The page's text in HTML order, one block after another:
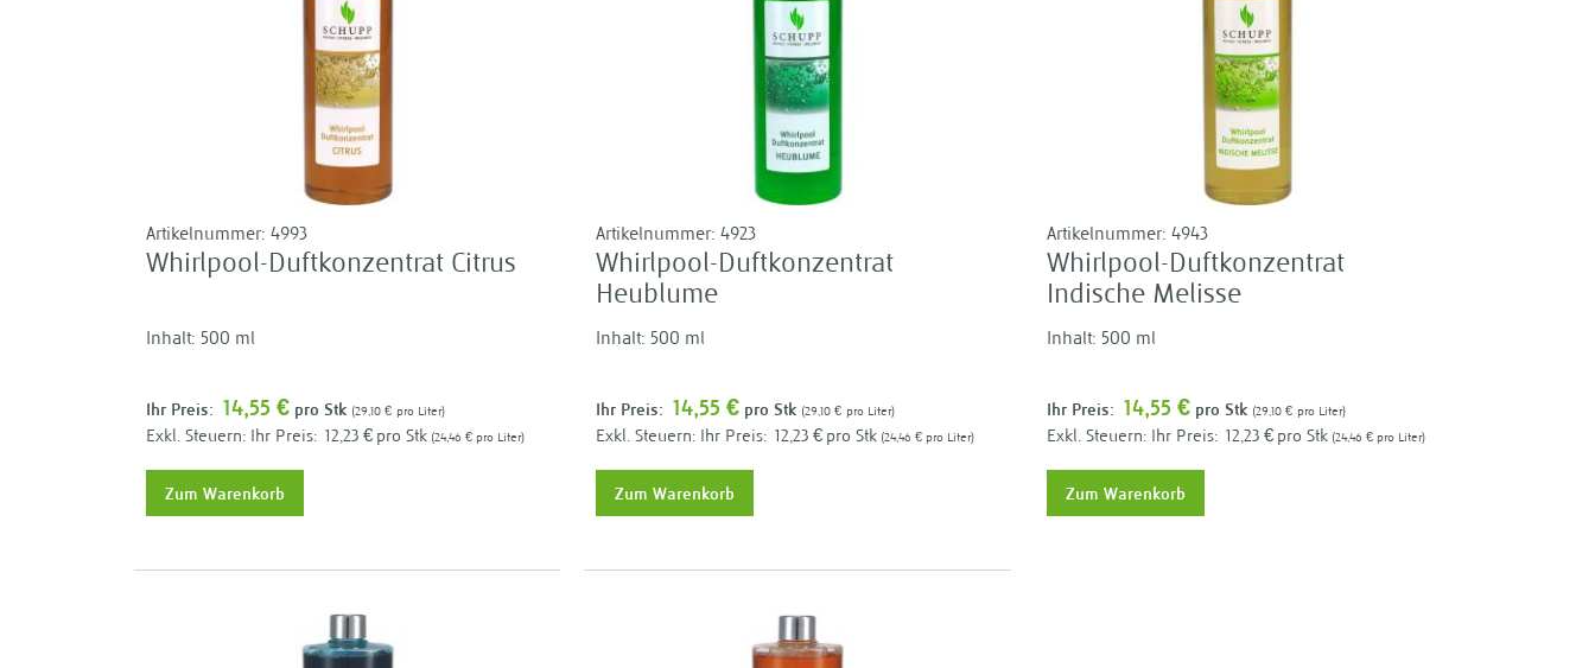
Artikelnummer: 4993
Whirlpool-Duftkonzentrat Citrus
Inhalt: 500 ml
Ihr Preis: 14,55 € pro Stk 29,10 € pro Liter
Ihr Preis: 12,23 € pro Stk 24,46 € pro Liter
Zum Warenkorb
Artikelnummer:4923
Whirlpool-Duftkonzentrat
Heublume
Inhalt: 500 ml
Ihr Preis: 14,55 € pro Stk 29,10 € pro Liter
Ihr Preis: 12,23 € pro Stk 24,46 € pro Liter
Zum Warenkorb
Artikelnummer: 4943
Whirlpool-Duftkonzentrat
Indische Melisse
Inhalt: 500 ml
Ihr Preis: 14,55 € pro Stk 29,10 € pro Liter
Ihr Preis: 12,23 € pro Stk 24,46 € pro Liter
Zum Warenkorb